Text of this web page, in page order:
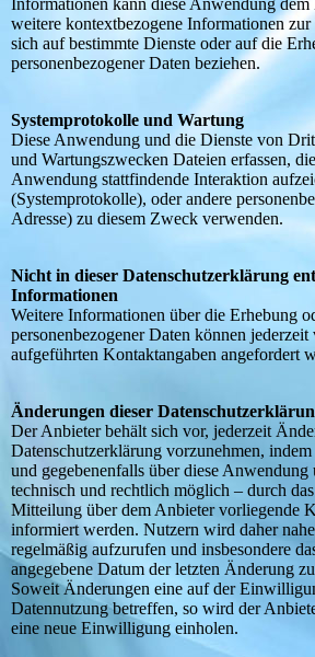
Informationen kann diese Anwendung
weitere kontextbezogene Informationen
sich auf bestimmte Dienste oder auf die
personenbezogener Daten beziehen.
Systemprotokolle und Wartung
Diese Anwendung und die Dienste von
und Wartungszwecken Dateien erfassen,
Anwendung stattfindende Interaktion
(Systemprotokolle), oder andere
Adresse) zu diesem Zweck verwenden.
Nicht in dieser Datenschutzerklärung
Informationen
Weitere Informationen über die Erhebung
personenbezogener Daten können
aufgeführten Kontaktangaben angefordert
Änderungen dieser
Der Anbieter behält sich vor, jederzeit
Datenschutzerklärung vorzunehmen,
und gegebenenfalls über diese
technisch und rechtlich möglich – durch
Mitteilung über dem Anbieter vorliegende
informiert werden. Nutzern wird daher
regelmäßig aufzurufen und insbesondere
angegebene Datum der letzten Änderung
Soweit Änderungen eine auf der
Datennutzung betreffen, so wird der
eine neue Einwilligung einholen.